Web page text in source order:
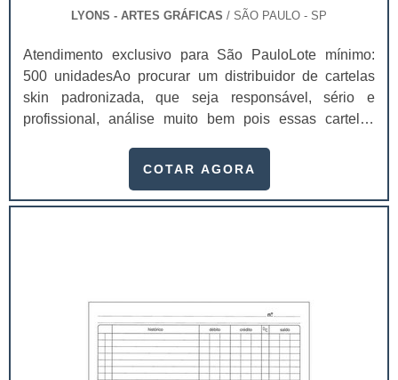
LYONS - ARTES GRÁFICAS / SÃO PAULO - SP
Atendimento exclusivo para São PauloLote mínimo:
500 unidadesAo procurar um distribuidor de cartelas
skin padronizada, que seja responsável, sério e
profissional, análise muito bem pois essas cartelas
produto.A busca por empresas sérias para adquirir esse
podem assegurar aos clientes características pontuais
COTAR AGORA